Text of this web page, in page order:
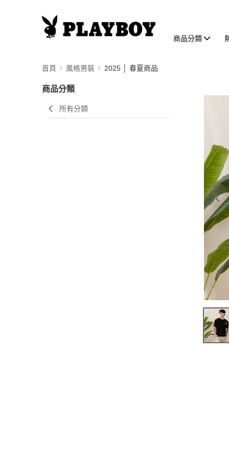
商品分類
首頁 風格男裝 2025 │ 春夏商品
商品分類
所有分類